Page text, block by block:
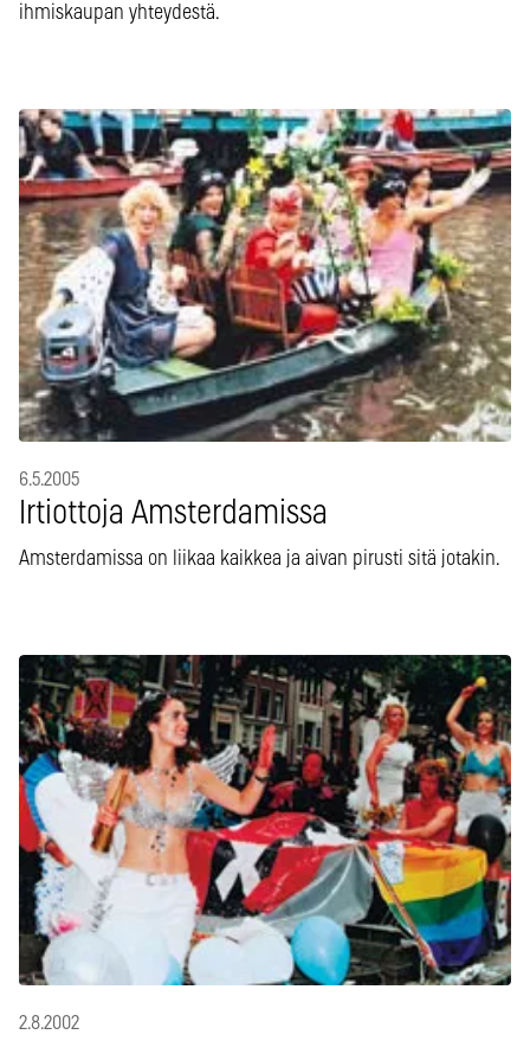
ihmiskaupan yhteydestä.
6.5.2005
Irtiottoja Amsterdamissa
Amsterdamissa on liikaa kaikkea ja aivan pirusti sitä jotakin.
2.8.2002